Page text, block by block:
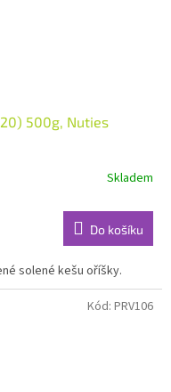
500g, Nuties
Skladem
Do košíku
solené kešu oříšky.
Kód: PRV106